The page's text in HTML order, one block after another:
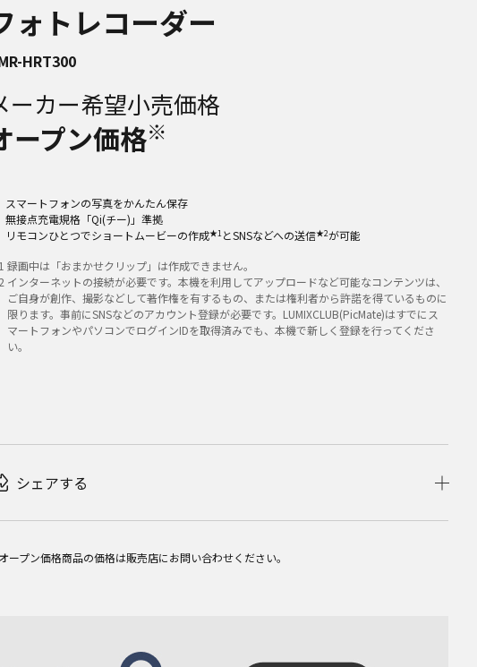
ォトレコーダー
HRT300
ーカー希望小売価格
ープン価格※
スマートフォンの写真をかんたん保存
無接点充電規格「Qi(チー)」準拠
リモコンひとつでショートムービーの作成★1 とSNSなどへの送信★2が可能
1 録画中は「おまかせクリップ」は作成できません。
2 インターネットの接続が必要です。本機を利用してアップロードなど可能なコンテンツは、
ご自身が創作、撮影などして著作権を有するもの、または権利者から許諾を得ているものに
限ります。事前にSNSなどのアカウント登録が必要です。LUMIXCLUB(PicMate)はすでにス
マートフォンやパソコンでログインIDを取得済みでも、本機で新しく登録を行ってくださ
い。
シェアする
ープン価格商品の価格は販売店にお問い合わせください。